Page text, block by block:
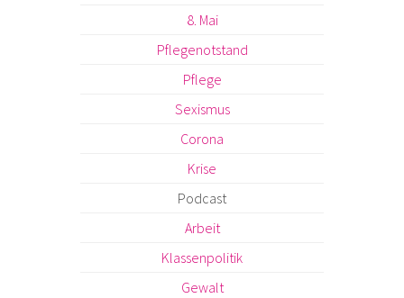
8. Mai
Pflegenotstand
Pflege
Sexismus
Corona
Krise
Podcast
Arbeit
Klassenpolitik
Gewalt